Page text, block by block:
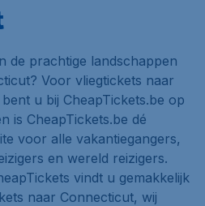
de prachtige landschappen
Voor vliegtickets naar
u bij CheapTickets.be op
is CheapTickets.be dé
voor alle vakantiegangers,
en wereld reizigers.
vindt u gemakkelijk
naar Connecticut, wij